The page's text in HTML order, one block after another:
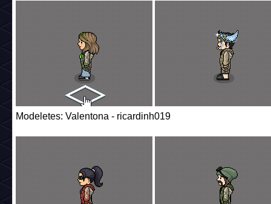
Modeletes: Valentona - ricardinh019